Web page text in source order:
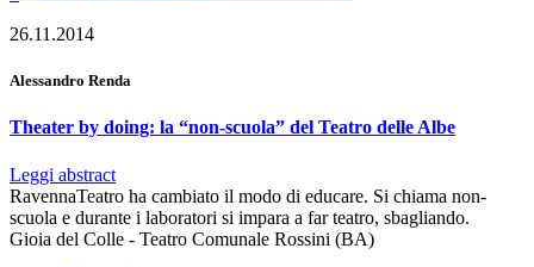
26.11.2014
Alessandro Renda
Theater by doing: la “non-scuola” del Teatro delle Albe
Leggi abstract
RavennaTeatro ha cambiato il modo di educare. Si chiama non-
scuola e durante i laboratori si impara a far teatro, sbagliando.
Gioia del Colle - Teatro Comunale Rossini (BA)